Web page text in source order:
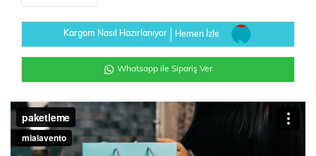
Kargom Nasıl Hazırlanıyor Hemen İzle
Whatsapp ile Sipariş Ver